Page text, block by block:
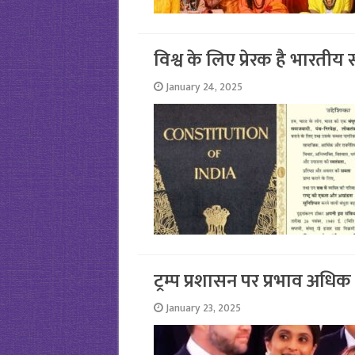
विश्व के लिए प्रेरक है भारतीय
January 24, 2025
ट्रम्प प्रशासन पर प्रभाव
January 23, 2025